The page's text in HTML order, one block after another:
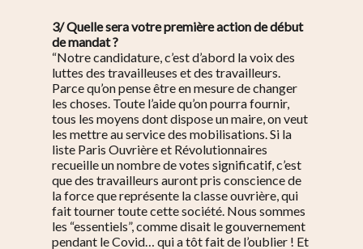
3/ Quelle sera votre première action de début
de mandat ?
“Notre candidature, c’est d’abord la voix des
luttes des travailleuses et des travailleurs.
Parce qu’on pense être en mesure de changer
les choses. Toute l’aide qu’on pourra fournir,
tous les moyens dont dispose un maire, on veut
les mettre au service des mobilisations. Si la
liste Paris Ouvrière et Révolutionnaires
recueille un nombre de votes significatif, c’est
que des travailleurs auront pris conscience de
la force que représente la classe ouvrière, qui
fait tourner toute cette société. Nous sommes
les “essentiels”, comme disait le gouvernement
pendant le Covid… qui a tôt fait de l’oublier ! Et